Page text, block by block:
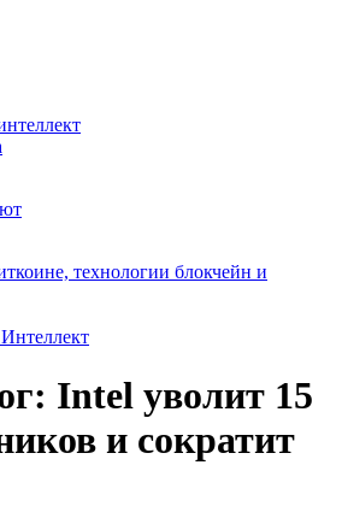
технологии блокчейн и
Intel уволит 15
и сократит